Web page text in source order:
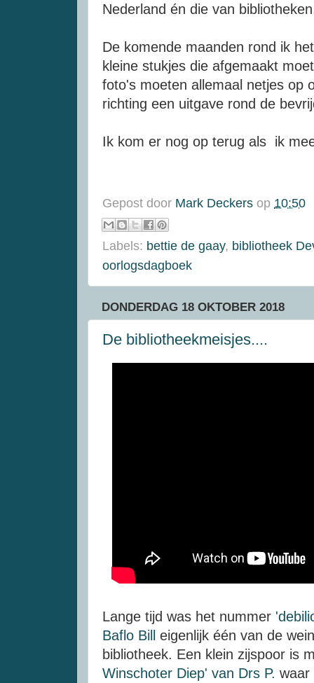
Nederland én die van
De komende maanden rond ik
kleine stukjes die afgemaakt
foto's moeten allemaal netjes op
richting een uitgave rond de
Ik kom er nog op terug als ik
Gepost door Mark Deckers op 10:50
Labels: bettie de gaay, bibliotheek
oorlogsdagboek
DONDERDAG 18 OKTOBER 2018
De bibliotheekmeisjes....
Lange tijd was het nummer
Baflo Bill
eigenlijk één van de
bibliotheek. Een klein zijspoor is
Winschoter Diep' van Drs P. waar